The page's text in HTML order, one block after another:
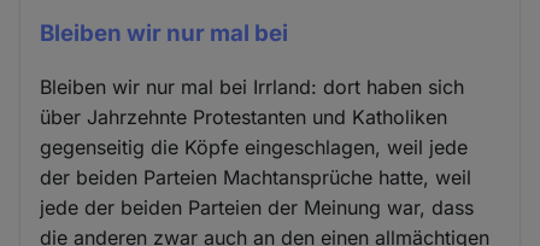
Bleiben wir nur mal bei
Bleiben wir nur mal bei Irrland: dort haben sich
über Jahrzehnte Protestanten und Katholiken
gegenseitig die Köpfe eingeschlagen, weil jede
der beiden Parteien Machtansprüche hatte, weil
jede der beiden Parteien der Meinung war, dass
die anderen zwar auch an den einen allmächtigen